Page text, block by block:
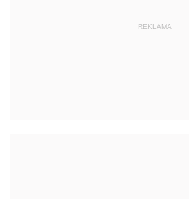
REKLAMA